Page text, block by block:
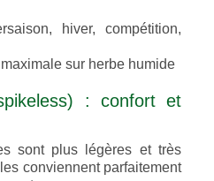
hiver, compétition,
sur herbe humide
: confort et
sont plus légères et très
conviennent parfaitement